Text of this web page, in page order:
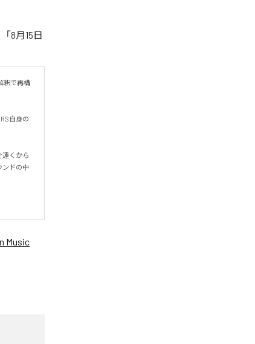
8月15日
釈で再構
自身の
遠くから
ンドの中
Music